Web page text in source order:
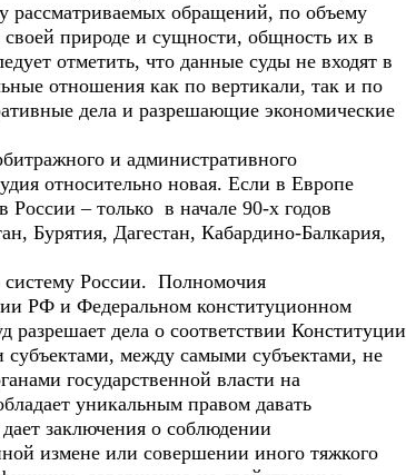
рассматриваемых обращений, по объему
природе и сущности, общность их в
отметить, что данные суды не входят в
отношения как по вертикали, так и по
дела и разрешающие экономические
и административного
относительно новая. Если в Европе
России – только в начале 90-х годов
Бурятия, Дагестан, Кабардино-Балкария,
России. Полномочия
РФ и Федеральном конституционном
дела о соответствии Конституции
между самыми субъектами, не
государственной власти на
уникальным правом давать
заключения о соблюдении
измене или совершении иного тяжкого